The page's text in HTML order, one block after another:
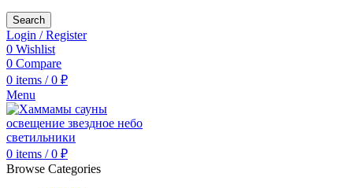
Search
Login / Register
0 Wishlist
0 Compare
0 items / 0 ₽
Menu
0 items / 0 ₽
Browse Categories